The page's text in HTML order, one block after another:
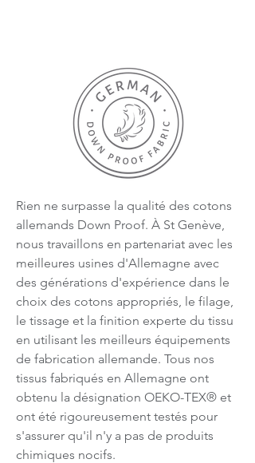
Rien ne surpasse la qualité des cotons
allemands Down Proof. À St Genève,
nous travaillons en partenariat avec les
meilleures usines d'Allemagne avec
des générations d'expérience dans le
choix des cotons appropriés, le filage,
le tissage et la finition experte du tissu
en utilisant les meilleurs équipements
de fabrication allemande. Tous nos
tissus fabriqués en Allemagne ont
obtenu la désignation OEKO-TEX® et
ont été rigoureusement testés pour
s'assurer qu'il n'y a pas de produits
chimiques nocifs.